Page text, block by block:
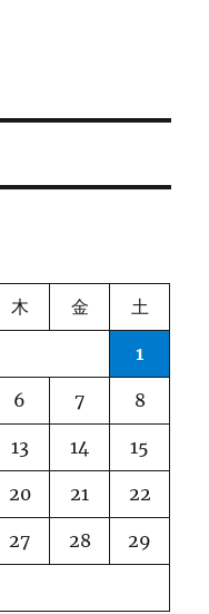
木 金 土
1
6 7 8
13 14 15
20 21 22
27 28 29